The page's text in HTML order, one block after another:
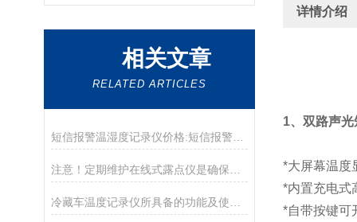
相关文章
RELATED ARTICLES
短信报警温湿度记录仪价格:短信报警温湿度记录仪安装方法
详情介绍
1、 双路声光
*大屏幕温度
*内置充电式
*自带按键可